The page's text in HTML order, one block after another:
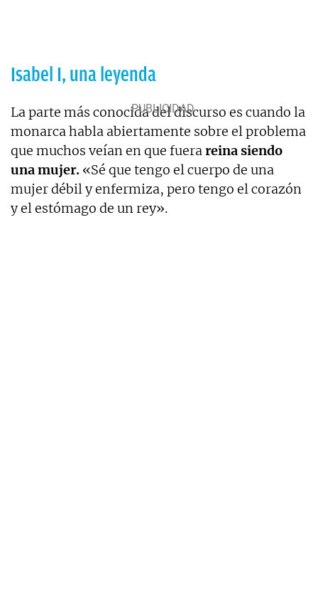
Isabel I, una leyenda
La parte más conocida del discurso es cuando la
monarca habla abiertamente sobre el problema
que muchos veían en que fuerareina siendo
una mujer. «Sé que tengo el cuerpo de una
mujer débil y enfermiza, pero tengo el corazón
y el estómago de un rey».